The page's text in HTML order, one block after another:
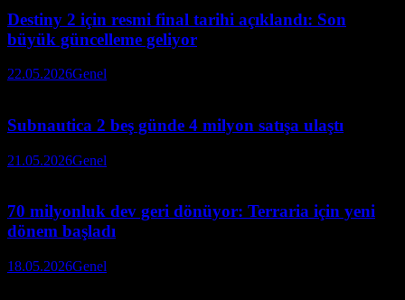
Destiny 2 için resmi final tarihi açıklandı: Son
büyük güncelleme geliyor
22.05.2026Genel
Subnautica 2 beş günde 4 milyon satışa ulaştı
21.05.2026Genel
70 milyonluk dev geri dönüyor: Terraria için yeni
dönem başladı
18.05.2026Genel